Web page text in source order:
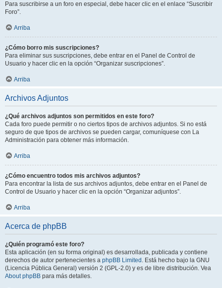
Para suscribirse a un foro en especial, debe hacer clic en el enlace “Suscribir
Foro”.
Arriba
¿Cómo borro mis suscripciones?
Para eliminar sus suscripciones, debe entrar en el Panel de Control de
Usuario y hacer clic en la opción “Organizar suscripciones”.
Arriba
Archivos Adjuntos
¿Qué archivos adjuntos son permitidos en este foro?
Cada foro puede permitir o no ciertos tipos de archivos adjuntos. Si no está
seguro de que tipos de archivos se pueden cargar, comuníquese con La
Administración para obtener más información.
Arriba
¿Cómo encuentro todos mis archivos adjuntos?
Para encontrar la lista de sus archivos adjuntos, debe entrar en el Panel de
Control de Usuario y hacer clic en la opción “Organizar adjuntos”.
Arriba
Acerca de phpBB
¿Quién programó este foro?
Esta aplicación (en su forma original) es desarrollada, publicada y contiene
derechos de autor pertenecientes a phpBB Limited . Está hecho bajo la GNU
(Licencia Pública General) versión 2 (GPL-2.0) y es de libre distribución. Vea
About phpBB para más detalles.